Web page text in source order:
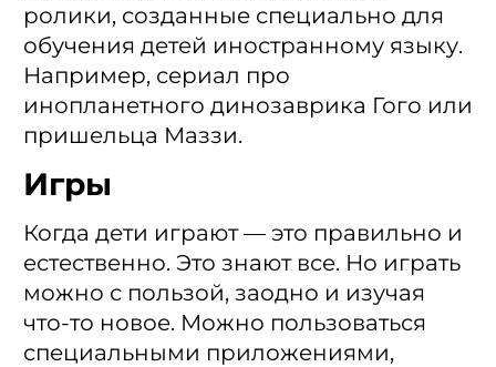
ролики, созданные специально для
обучения детей иностранному языку.
Например, сериал про
инопланетного динозаврика Гого или
пришельца Маззи.
Игры
Когда дети играют — это правильно и
естественно. Это знают все. Но играть
можно с пользой, заодно и изучая
что-то новое. Можно пользоваться
специальными приложениями,